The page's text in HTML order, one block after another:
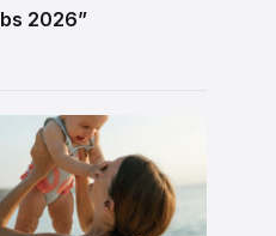
2026”